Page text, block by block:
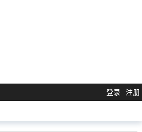
登录 注册